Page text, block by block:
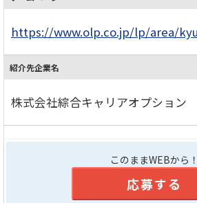
https://www.olp.co.jp/lp/area/
紹介先企業名
株式会社綜合キャリアオプション
このままWEBから！
応募する